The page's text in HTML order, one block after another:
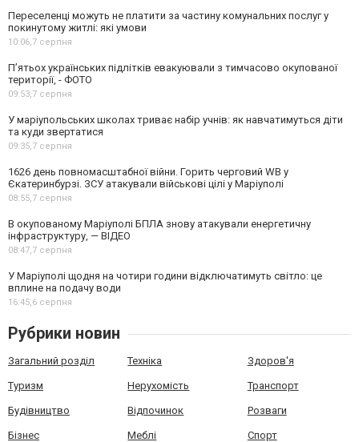
Переселенці можуть не платити за частину комунальних послуг у
покинутому житлі: які умови
10:06,7 серпня
П’ятьох українських підлітків евакуювали з тимчасово окупованої
території, - ФОТО
09:53,7 серпня
У маріупольських школах триває набір учнів: як навчатимуться діти
та куди звертатися
09:35,7 серпня
1626 день повномасштабної війни. Горить черговий WB у
Єкатеринбурзі. ЗСУ атакували військові цілі у Маріуполі
08:55,7 серпня
В окупованому Маріуполі БПЛА знову атакували енергетичну
інфраструктуру, — ВІДЕО
08:47,7 серпня
У Маріуполі щодня на чотири години відключатимуть світло: це
вплине на подачу води
16:45,6 серпня
Рубрики новин
Загальний розділ Техніка Здоров'я
Туризм Нерухомість Транспорт
Будівництво Відпочинок Розваги
Бізнес Меблі Спорт